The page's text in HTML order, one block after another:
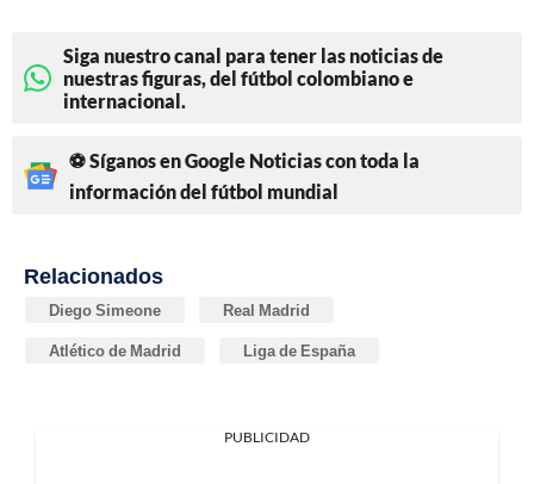
Siga nuestro canal para tener las noticias de
nuestras figuras, del fútbol colombiano e
internacional.
⚽ Síganos en Google Noticias con toda la
información del fútbol mundial
Relacionados
Diego Simeone Real Madrid
Atlético de Madrid Liga de España
PUBLICIDAD